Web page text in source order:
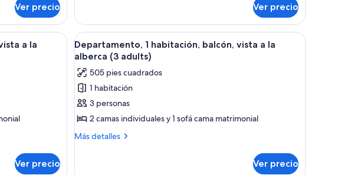
Ver precio
jardín
(2
adults)
habitación,
balcón,
vista
al
jardín
(2
adults)
Ver precio
de noche y una lámpara fijada a la pared.
hotel con dos camas, una ventana con cortinas, un teléfono en la mesita de noche y una lámpara
a la
Ver precio
Abrir
todas
las
fotos
de
Departamento,
1
habitación,
Zona junto a la piscina con sillones de
5
Departamento, 1 habitación, balcón, vista a la
alberca (3 adults)
505 pies cuadrados
1 habitación
3 personas
2 camas individuales y 1 sofá cama matrimonial
Más detalles
Más
Ver precio